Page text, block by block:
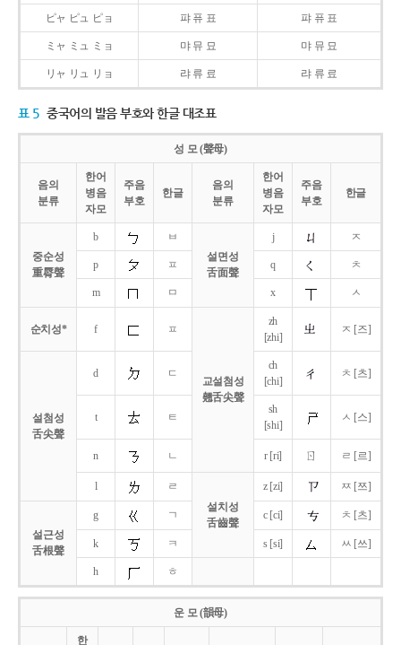
ピャ ピュ ピョ 퍄 퓨 표 퍄 퓨 표
ミャ ミュ ミョ 먀 뮤 묘 먀 뮤 묘
リャ リュ リョ 랴 류 료 랴 류 료
표 5 중국어의 발음 부호와 한글 대조표
성 모 (聲母)
음의
분류
한어
병음
자모
주음
부호
한글
음의
분류
한어
병음
자모
주음
부호
한글
중순성
重脣聲
b
ㅂ
설면성
舌面聲
j ㅈ
p ㅍ q ㅊ
m ㅁ x ㅅ
순치성* f ㅍ
교설첨성
翹舌尖聲
zh
[zhi]
ㅈ [즈]
설첨성
舌尖聲
d ㄷ
ch
[chi]
ㅊ [츠]
t ㅌ
sh
[shi]
ㅅ [스]
n ㄴ r [ri] ㄖ ㄹ [르]
l
ㄹ
설치성
舌齒聲
z [zi] ㅉ [쯔]
설근성
舌根聲
g ㄱ c [ci] ㅊ [츠]
k ㅋ s [si] ㅆ [쓰]
h ㅎ
운 모 (韻母)
한